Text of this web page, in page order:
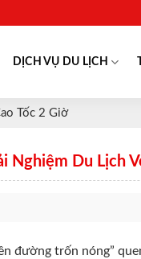
DỊCH VỤ DU LỊCH
Tốc 2 Giờ
Nghiệm Du Lịch
đường trốn nóng”